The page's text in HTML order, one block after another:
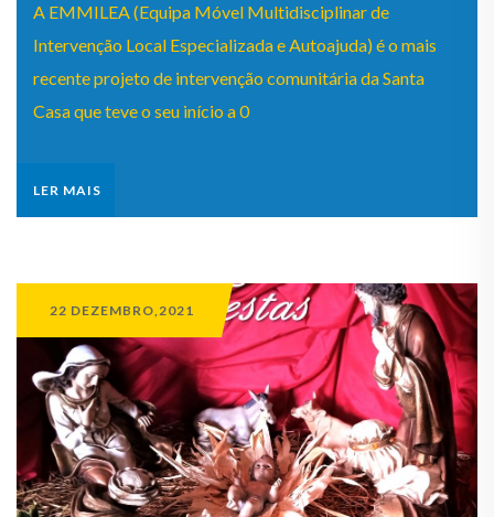
A EMMILEA (Equipa Móvel Multidisciplinar de
Intervenção Local Especializada e Autoajuda) é o mais
recente projeto de intervenção comunitária da Santa
Casa que teve o seu início a 0
LER MAIS
22 DEZEMBRO,2021